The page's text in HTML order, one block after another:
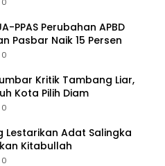
PPAS Perubahan APBD
Pasbar Naik 15 Persen
0
Kritik Tambang Liar,
Kota Pilih Diam
0
Lestarikan Adat Salingka
Kitabullah
0